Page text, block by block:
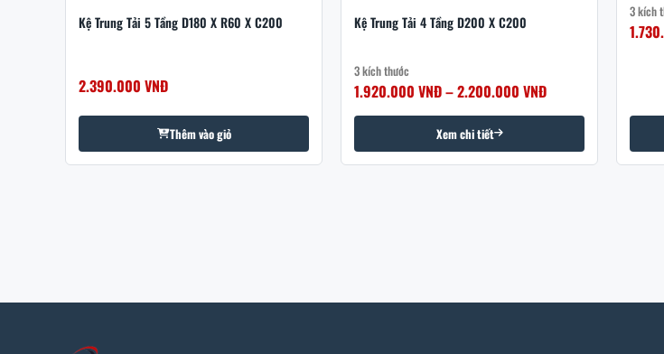
Kệ Trung Tải 5 Tầng D180 X R60 X C200
2.390.000 VNĐ
Thêm vào giỏ
Kệ Trung Tải 4 Tầng D200 X C200
3 kích thước
1.920.000 VNĐ – 2.200.000 VNĐ
Xem chi tiết
3 kích